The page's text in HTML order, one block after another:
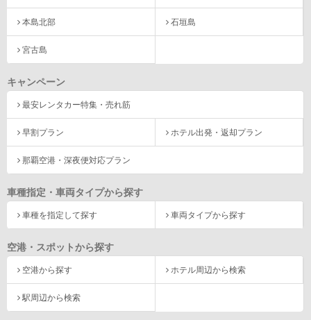
本島北部 石垣島
宮古島
キャンペーン
最安レンタカー特集・売れ筋
早割プラン ホテル出発・返却プラン
那覇空港・深夜便対応プラン
車種指定・車両タイプから探す
車種を指定して探す 車両タイプから探す
空港・スポットから探す
空港から探す ホテル周辺から検索
駅周辺から検索